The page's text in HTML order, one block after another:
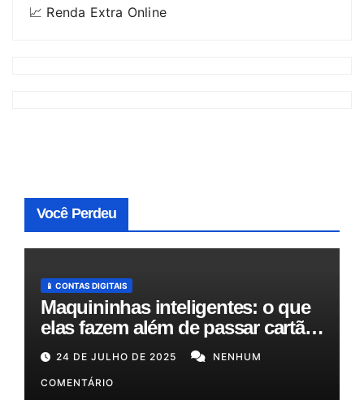
📈 Renda Extra Online
Você Perdeu
📱 CONTAS DIGITAIS
Maquininhas inteligentes: o que
elas fazem além de passar cartão
e como podem otimizar sua
gestão!
24 DE JULHO DE 2025 NENHUM
COMENTÁRIO